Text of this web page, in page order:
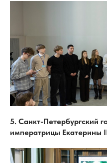
5. Санкт-Петербургский
императрицы Екатерины